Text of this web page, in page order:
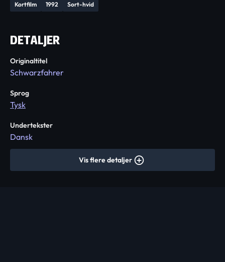
Kortfilm 1992 Sort-hvid
DETALJER
Originaltitel
Schwarzfahrer
Sprog
Tysk
Undertekster
Dansk
Vis flere detaljer